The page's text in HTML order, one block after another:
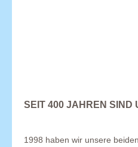
SEIT 400 JAHREN SIND
1998 haben wir unsere